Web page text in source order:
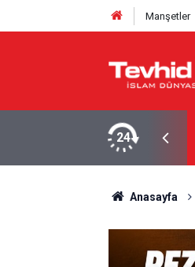
Manşetler
24
Anasayfa